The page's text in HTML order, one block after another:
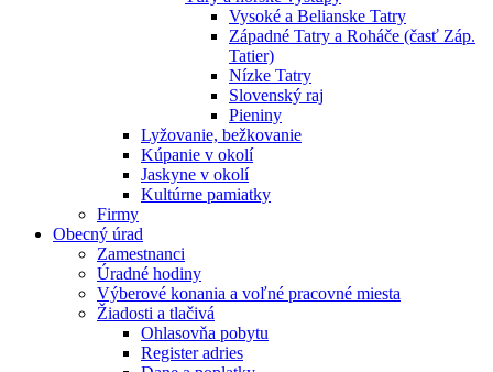
Vysoké a Belianske Tatry
Západné Tatry a Roháče (časť Záp.
Tatier)
Nízke Tatry
Slovenský raj
Pieniny
Lyžovanie, bežkovanie
Kúpanie v okolí
Jaskyne v okolí
Kultúrne pamiatky
Firmy
Obecný úrad
Zamestnanci
Úradné hodiny
Výberové konania a voľné pracovné miesta
Žiadosti a tlačivá
Ohlasovňa pobytu
Register adries